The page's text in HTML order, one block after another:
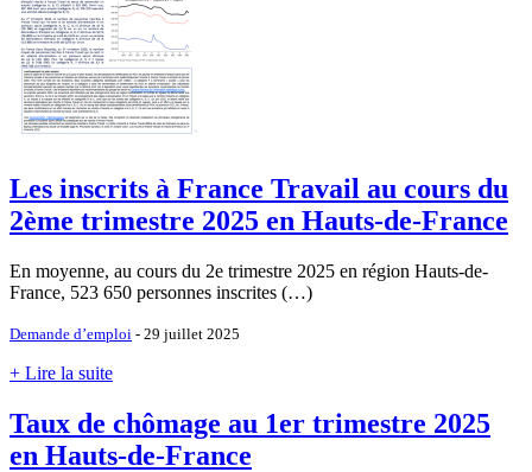
Les inscrits à France Travail au cours du
2ème trimestre 2025 en Hauts-de-France
En moyenne, au cours du 2e trimestre 2025 en région Hauts-de-
France, 523 650 personnes inscrites (…)
Demande d’emploi - 29 juillet 2025
+ Lire la suite
Taux de chômage au 1er trimestre 2025
en Hauts-de-France